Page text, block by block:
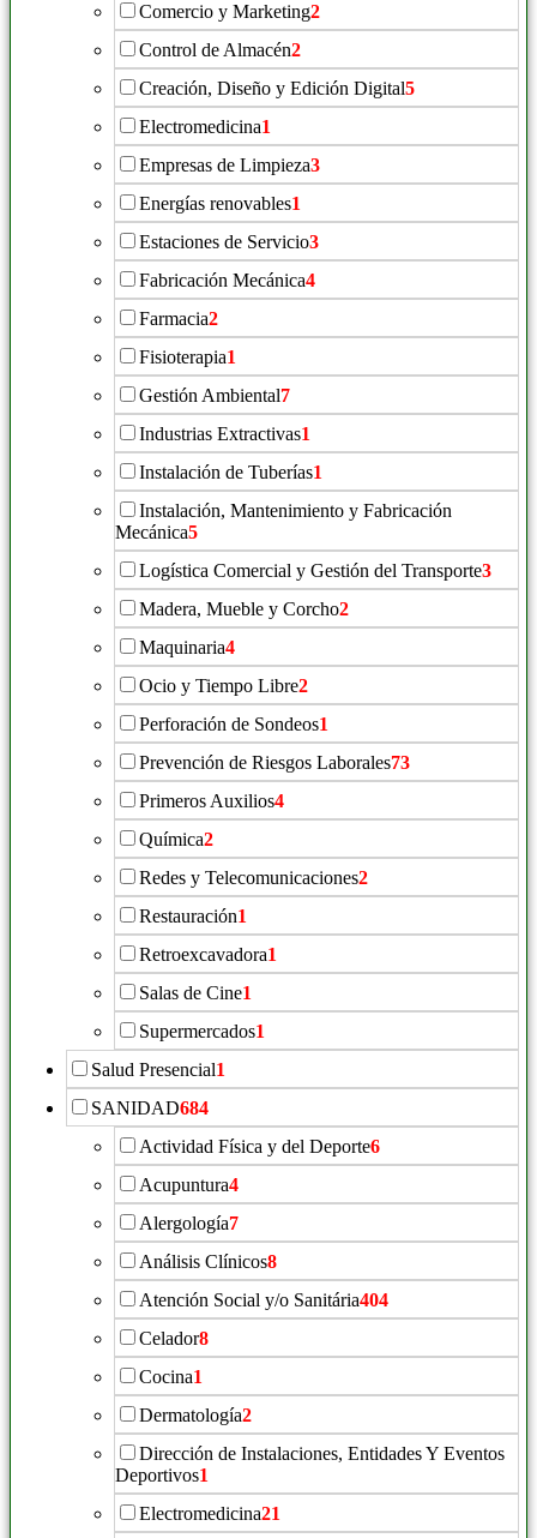
Comercio y Marketing2
Control de Almacén2
Creación, Diseño y Edición Digital5
Electromedicina1
Empresas de Limpieza3
Energías renovables1
Estaciones de Servicio3
Fabricación Mecánica4
Farmacia2
Fisioterapia1
Gestión Ambiental7
Industrias Extractivas1
Instalación de Tuberías1
Instalación, Mantenimiento y Fabricación
Mecánica5
Logística Comercial y Gestión del Transporte3
Madera, Mueble y Corcho2
Maquinaria4
Ocio y Tiempo Libre2
Perforación de Sondeos1
Prevención de Riesgos Laborales73
Primeros Auxilios4
Química2
Redes y Telecomunicaciones2
Restauración1
Retroexcavadora1
Salas de Cine1
Supermercados1
Salud Presencial1
SANIDAD684
Actividad Física y del Deporte6
Acupuntura4
Alergología7
Análisis Clínicos8
Atención Social y/o Sanitária404
Celador8
Cocina1
Dermatología2
Dirección de Instalaciones, Entidades Y Eventos
Deportivos1
Electromedicina21